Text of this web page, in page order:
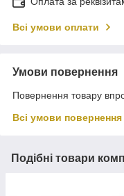
Всі умови оплати
Умови повернення
Повернення товару
Всі умови повернення
Подібні товари